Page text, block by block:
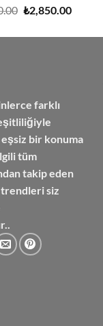
Orijinal
₺3,350.00.
₺2,850.00Şu
fiyat:
farklı
bir konuma
tüm
takip eden
trendleri siz